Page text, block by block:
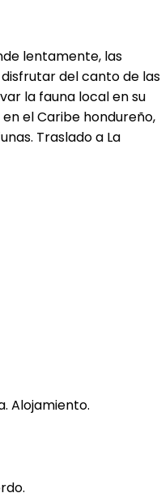
lentamente, las
del canto de las
la fauna local en su
el Caribe hondureño,
Traslado a La
Alojamiento.